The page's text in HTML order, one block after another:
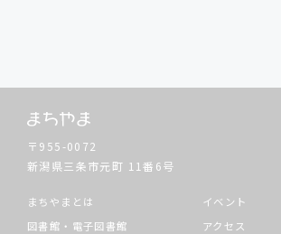
〒955-0072
新潟県三条市元町 11番6号
まちやまとは
図書館・電子図書館
イベント
アクセス